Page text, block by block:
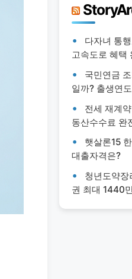
다자녀 통
고속도로 혜택
국민연금
일까? 출생연
전세 재계
동산수수료 완
햇살론15
대출자격은?
청년도약장
권 최대 1440